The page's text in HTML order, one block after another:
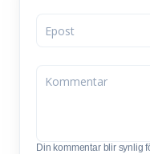
Din kommentar blir synlig